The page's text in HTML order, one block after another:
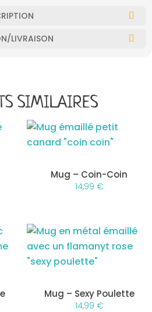
LIVRAISON
SIMILAIRES
Mug – Coin-Coin
14,99 €
Mug – Sexy Poulette
14,99 €